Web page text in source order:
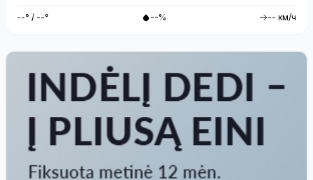
--° / --° --% -- км/ч